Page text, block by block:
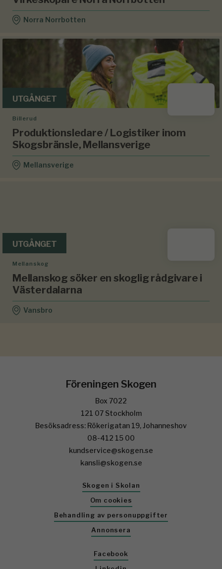
Norra Norrbotten
UTGÅNGET
Billerud
Produktionsledare / Logistiker inom
Skogsbränsle, Mellansverige
Mellansverige
UTGÅNGET
Mellanskog
Mellanskog söker en skoglig rådgivare i
Västerdalarna
Vansbro
Föreningen Skogen
Box 7022
121 07 Stockholm
Besöksadress: Rökerigatan 19, Johanneshov
08-412 15 00
kundservice@skogen.se
kansli@skogen.se
Skogen i Skolan
Om cookies
Behandling av personuppgifter
Annonsera
Facebook